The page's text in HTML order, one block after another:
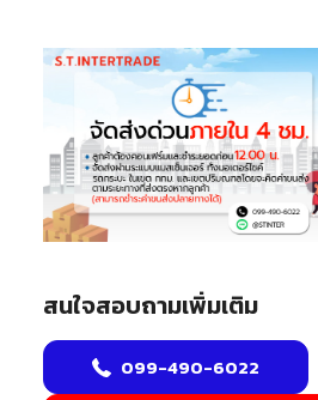
สนใจสอบถามเพิ่มเติม
099-490-6022